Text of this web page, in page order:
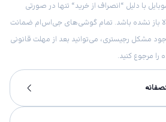
با دلیل “انصراف از خرید“ تنها در صورتی
باز نشده باشد. تمام گوشی‌های جی‌اس‌ام ضمانت
مشکل رجیستری، می‌توانید بعد از مهلت قانونی